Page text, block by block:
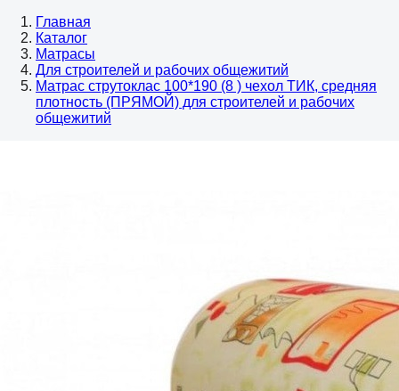
Главная
Каталог
Матрасы
Для строителей и рабочих общежитий
Матрас струтоклас 100*190 (8 ) чехол ТИК, средняя
плотность (ПРЯМОЙ) для строителей и рабочих
общежитий